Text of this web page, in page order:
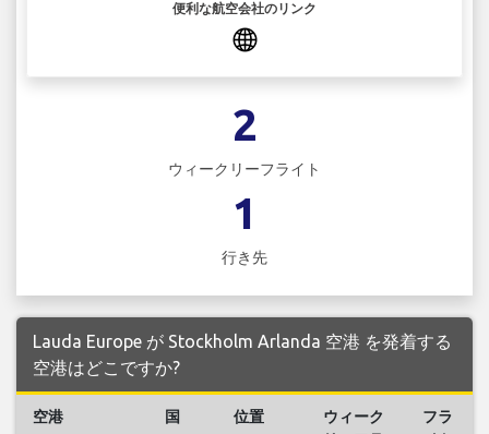
便利な航空会社のリンク
2
ウィークリーフライト
1
行き先
Lauda Europe が Stockholm Arlanda 空港 を発着する
空港はどこですか?
空港 国 位置
ウィーク
フラ